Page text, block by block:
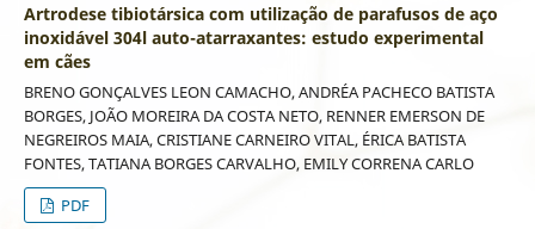
Artrodese tibiotársica com utilização de parafusos de aço
inoxidável 304l auto-atarraxantes: estudo experimental
em cães
BRENO GONÇALVES LEON CAMACHO, ANDRÉA PACHECO BATISTA
BORGES, JOÃO MOREIRA DA COSTA NETO, RENNER EMERSON DE
NEGREIROS MAIA, CRISTIANE CARNEIRO VITAL, ÉRICA BATISTA
FONTES, TATIANA BORGES CARVALHO, EMILY CORRENA CARLO
PDF